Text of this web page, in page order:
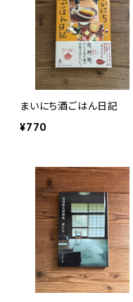
まいにち酒ごはん日記
¥770